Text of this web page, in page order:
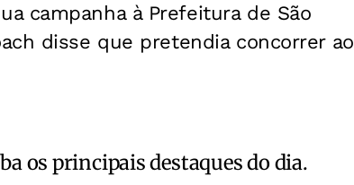
campanha à Prefeitura de São
disse que pretendia concorrer ao
os principais destaques do dia.